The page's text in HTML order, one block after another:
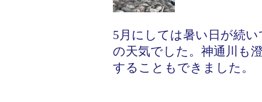
5月にしては暑い日が続
の天気でした。神通川も
することもできました。